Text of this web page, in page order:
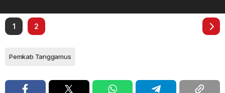
1 2
Pemkab Tanggamus